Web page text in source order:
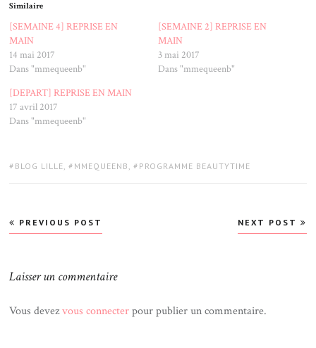
Similaire
[SEMAINE 4] REPRISE EN
MAIN
14 mai 2017
Dans "mmequeenb"
[SEMAINE 2] REPRISE EN
MAIN
3 mai 2017
Dans "mmequeenb"
[DEPART] REPRISE EN MAIN
17 avril 2017
Dans "mmequeenb"
TAGS:
BLOG LILLE, MMEQUEENB , PROGRAMME BEAUTYTIME
Navigation
de
PREVIOUS POST NEXT POST
Laisser un commentaire
Vous devezvous connecterpour publier un commentaire.